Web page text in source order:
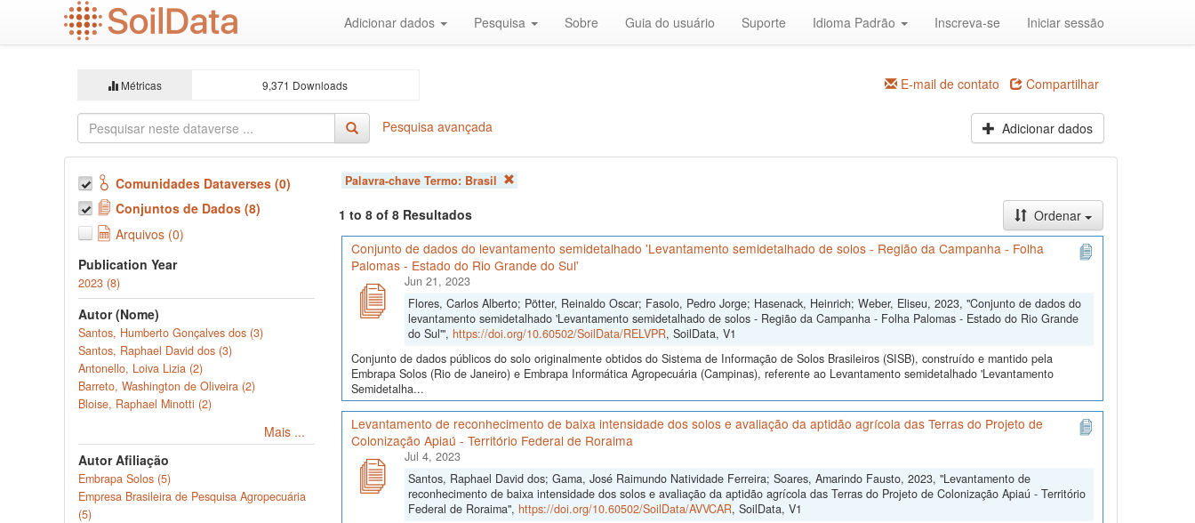
Adicionar dados Pesquisa Sobre Guia do usuário Suporte Idioma Padrão Inscreva-se Iniciar sessão
Métricas 9,371 Downloads E-mail de contato Compartilhar
Pesquisa avançada Adicionar dados
Comunidades Dataverses (0)
Conjuntos de Dados (8)
Arquivos (0)
Publication Year
2023 (8)
Autor (Nome)
Santos, Humberto Gonçalves dos (3)
Santos, Raphael David dos (3)
Antonello, Loiva Lizia (2)
Barreto, Washington de Oliveira (2)
Bloise, Raphael Minotti (2)
Mais ...
Autor Afiliação
Embrapa Solos (5)
Empresa Brasileira de Pesquisa Agropecuária
(5)
Palavra-chave Termo: Brasil
1 to 8 of 8 Resultados
Ordenar
Conjunto de dados do levantamento semidetalhado 'Levantamento semidetalhado de solos - Região da Campanha - Folha
Palomas - Estado do Rio Grande do Sul'
Jun 21, 2023
Flores, Carlos Alberto; Pötter, Reinaldo Oscar; Fasolo, Pedro Jorge; Hasenack, Heinrich; Weber, Eliseu, 2023, "Conjunto de dados do
levantamento semidetalhado 'Levantamento semidetalhado de solos - Região da Campanha - Folha Palomas - Estado do Rio Grande
do Sul'", https://doi.org/10.60502/SoilData/RELVPR, SoilData, V1
Conjunto de dados públicos do solo originalmente obtidos do Sistema de Informação de Solos Brasileiros (SISB), construído e mantido pela
Embrapa Solos (Rio de Janeiro) e Embrapa Informática Agropecuária (Campinas), referente ao Levantamento semidetalhado 'Levantamento
Semidetalha...
Levantamento de reconhecimento de baixa intensidade dos solos e avaliação da aptidão agrícola das Terras do Projeto de
Colonização Apiaú - Território Federal de Roraima
Jul 4, 2023
Santos, Raphael David dos; Gama, José Raimundo Natividade Ferreira; Soares, Amarindo Fausto, 2023, "Levantamento de
reconhecimento de baixa intensidade dos solos e avaliação da aptidão agrícola das Terras do Projeto de Colonização Apiaú - Território
Federal de Roraima", https://doi.org/10.60502/SoilData/AVVCAR, SoilData, V1